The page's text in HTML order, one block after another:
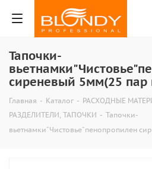
Тапочки-
сиреневый 5мм(25 пар
Главная - Каталог - РАСХОДНЫЕ
РАЗДЕЛИТЕЛИ, ТАПОЧКИ - Тапочки-
вьетнамки"Чистовье"пенопропилен